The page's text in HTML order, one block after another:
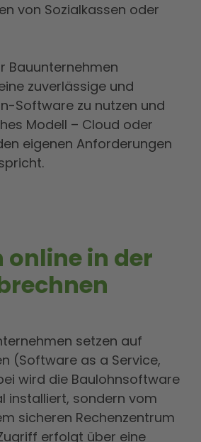
von Sozialkassen oder
Bauunternehmen
zuverlässige und
Software zu nutzen und
Modell – Cloud oder
eigenen Anforderungen
online in der
setzen auf
(Software as a Service,
wird die Baulohnsoftware
installiert, sondern vom
sicheren Rechenzentrum
erfolgt über eine